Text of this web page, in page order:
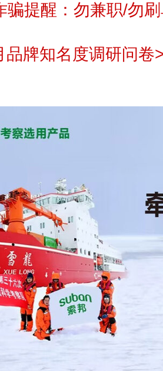
骗提醒：勿兼职/勿
品牌知名度调研问卷